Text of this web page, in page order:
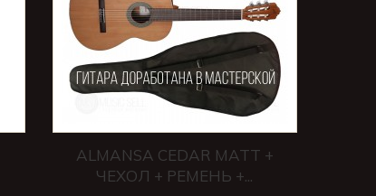
ALMANSA CEDAR MATT +
ЧЕХОЛ + РЕМЕНЬ +...